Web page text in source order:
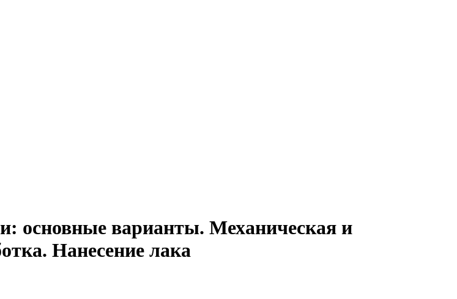
основные варианты. Механическая и
Нанесение лака